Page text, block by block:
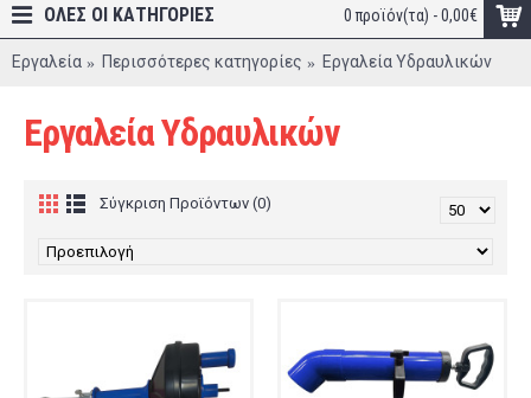
0 προϊόν(τα) - 0,00€
ΟΛΕΣ ΟΙ ΚΑΤΗΓΟΡΊΕΣ
Εργαλεία Περισσότερες κατηγορίες Εργαλεία Υδραυλικών
Εργαλεία Υδραυλικών
Σύγκριση Προϊόντων (0)